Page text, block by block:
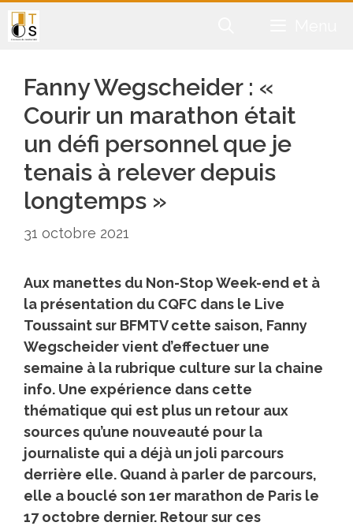
Aller
au
Fanny Wegscheider : «
Courir un marathon était
un défi personnel que je
tenais à relever depuis
longtemps »
31 octobre 2021
Aux manettes du Non-Stop Week-end et à
la présentation du CQFC dans le Live
Toussaint sur BFMTV cette saison, Fanny
Wegscheidervient d’effectuer une
semaine à la rubrique culture sur la chaine
info. Une expérience dans cette
thématique qui est plus un retour aux
sources qu’une nouveauté pour la
journaliste qui a déjà un joli parcours
derrière elle. Quand à parler de parcours,
elle a bouclé son 1er marathon de Paris le
17 octobre dernier. Retour sur ces